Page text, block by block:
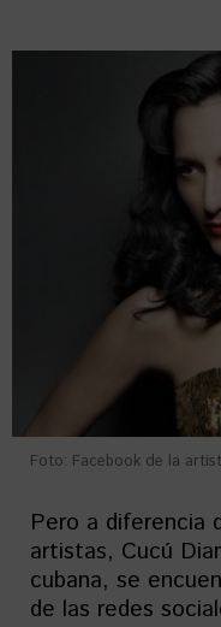
Foto: Facebook de la
Pero a diferencia
artistas, Cucú
cubana, se
de las redes